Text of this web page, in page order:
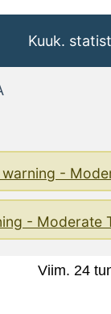
Kuuk.
warning -
- Moderate
Viim. 24